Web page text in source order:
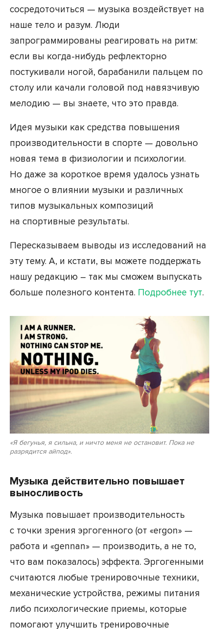
сосредоточиться — музыка воздействует на
наше тело и разум. Люди
запрограммированы реагировать на ритм:
если вы когда-нибудь рефлекторно
постукивали ногой, барабанили пальцем по
столу или качали головой под навязчивую
мелодию — вы знаете, что это правда.
Идея музыки как средства повышения
производительности в спорте — довольно
новая тема в физиологии и психологии.
Но даже за короткое время удалось узнать
многое о влиянии музыки и различных
типов музыкальных композиций
на спортивные результаты.
Пересказываем выводы из исследований на
эту тему. А, и кстати, вы можете поддержать
нашу редакцию – так мы сможем выпускать
больше полезного контента. Подробнее тут.
«Я бегунья, я сильна, и ничто меня не остановит. Пока не
разрядится айпод».
Музыка действительно повышает
выносливость
Музыка повышает производительность
с точки зрения эргогенного (от «ergon» —
работа и «gennan» — производить, а не то,
что вам показалось) эффекта. Эргогенными
считаются любые тренировочные техники,
механические устройства, режимы питания
либо психологические приемы, которые
помогают улучшить тренировочные